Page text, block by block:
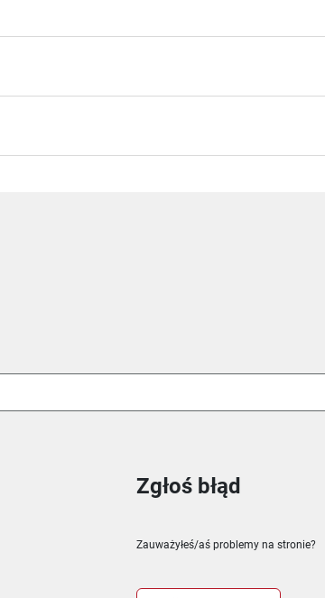
Zgłoś błąd
Zauważyłeś/aś problemy na stronie?